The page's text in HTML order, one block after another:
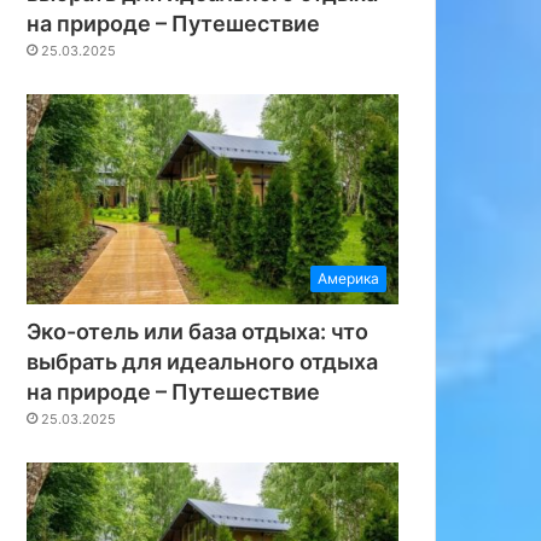
на природе – Путешествие
25.03.2025
Америка
Эко-отель или база отдыха: что
выбрать для идеального отдыха
на природе – Путешествие
25.03.2025